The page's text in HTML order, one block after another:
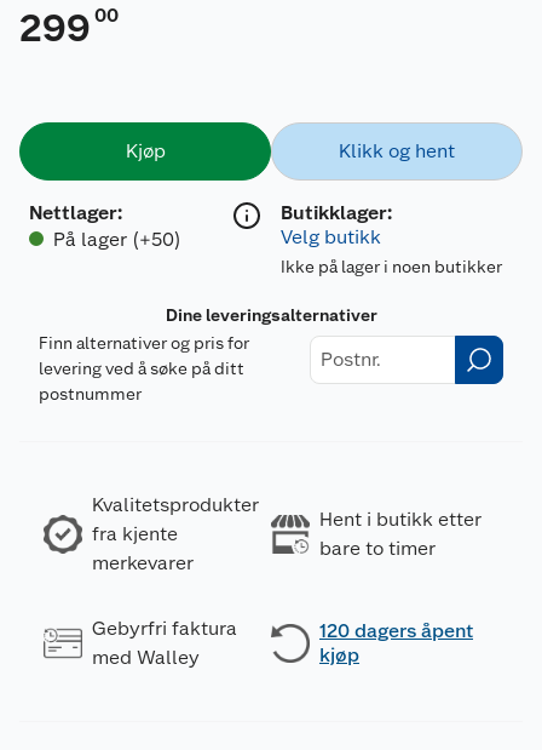
299 00
Kjøp
Nettlager:
På lager (+50)
Klikk og hent
Butikklager:
Velg butikk
Ikke på lager i noen butikker
Dine leveringsalternativer
Finn alternativer og pris for
levering ved å søke på ditt
postnummer
Kvalitetsprodukter
fra kjente
merkevarer
Hent i butikk etter
bare to timer
Gebyrfri faktura
med Walley
120 dagers åpent
kjøp